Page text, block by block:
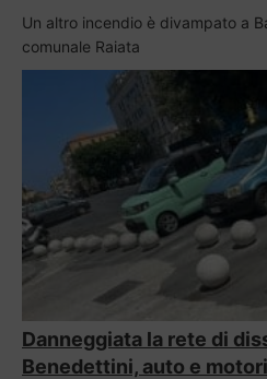
Un altro incendio è divampato a
comunale Raiata
Danneggiata la rete di
Benedettini, auto e